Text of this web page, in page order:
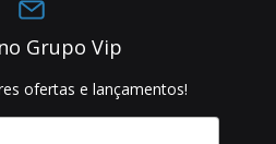
Grupo Vip
ofertas e lançamentos!